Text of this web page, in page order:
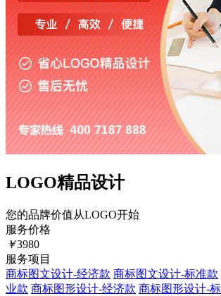
LOGO精品设计
您的品牌价值从LOGO开始
服务价格
￥3980
服务项目
商标图文设计-经济款 商标图文设计-标准款
业款 商标图形设计-经济款 商标图形设计-